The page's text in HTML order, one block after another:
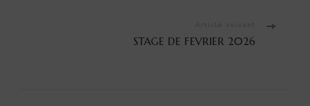
STAGE DE FEVRIER 2026